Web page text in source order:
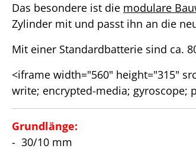
Das besondere ist die modulare
Zylinder mit und passt ihn an die
Mit einer Standardbatterie sind ca.
<iframe width="560" height="315"
write; encrypted-media;
Grundlänge:
- 30/10 mm